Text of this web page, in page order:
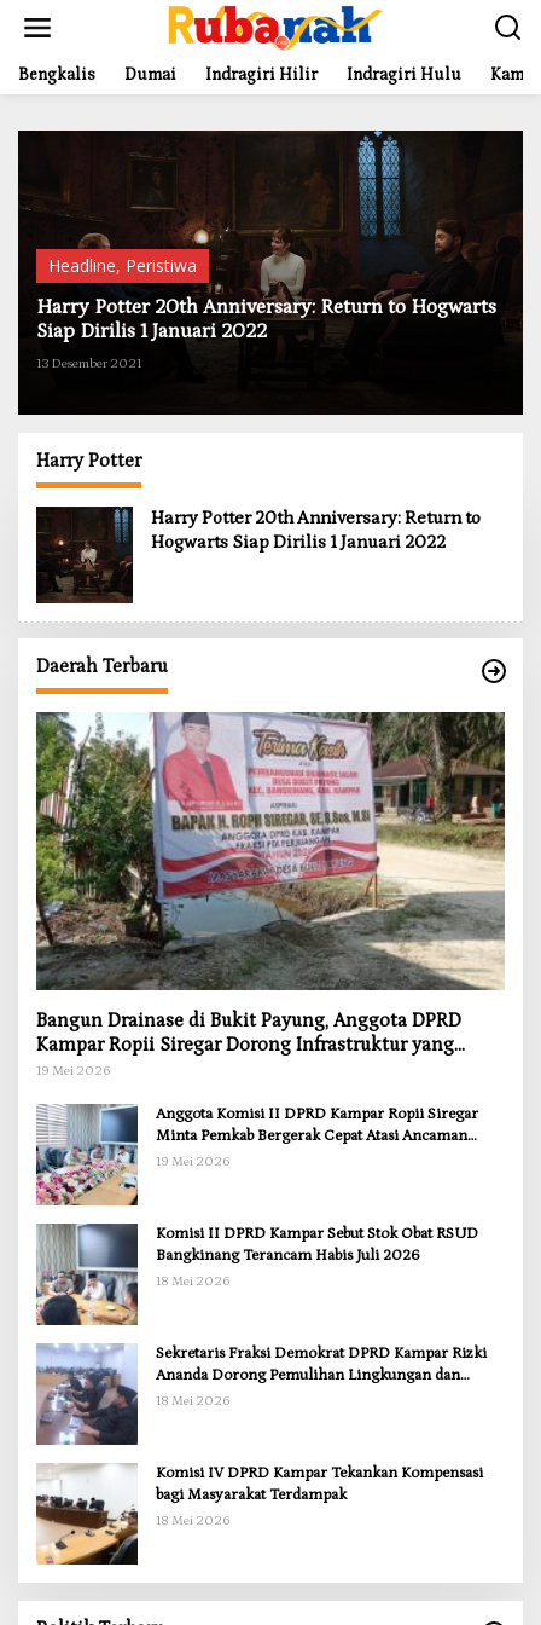
t
Bengkalis Dumai Indragiri Hilir Indragiri Hulu
Headline, Peristiwa
Harry Potter 20th Anniversary: Return to Hogwarts
Siap Dirilis 1 Januari 2022
13 Desember 2021
Harry Potter
Harry Potter 20th Anniversary: Return to
Hogwarts Siap Dirilis 1 Januari 2022
Daerah Terbaru
Bangun Drainase di Bukit Payung, Anggota DPRD
Kampar Ropii Siregar Dorong Infrastruktur yang
Menyentuh Kebutuhan Dasar
19 Mei 2026
Anggota Komisi II DPRD Kampar Ropii Siregar
Minta Pemkab Bergerak Cepat Atasi Ancaman
Kekosongan Obat demi Wujudkan Kampar Dihati
19 Mei 2026
Komisi II DPRD Kampar Sebut Stok Obat RSUD
Bangkinang Terancam Habis Juli 2026
18 Mei 2026
Sekretaris Fraksi Demokrat DPRD Kampar Rizki
Ananda Dorong Pemulihan Lingkungan dan
Kompensasi untuk Warga Sungai Tapung
18 Mei 2026
Komisi IV DPRD Kampar Tekankan Kompensasi
bagi Masyarakat Terdampak
18 Mei 2026
Minta Pemkab Bergerak Cepat Atasi Ancaman